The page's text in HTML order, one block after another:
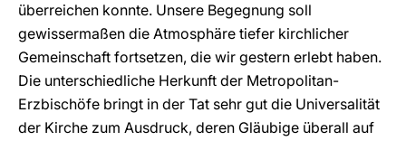
überreichen konnte. Unsere Begegnung soll
gewissermaßen die Atmosphäre tiefer kirchlicher
Gemeinschaft fortsetzen, die wir gestern erlebt haben.
Die unterschiedliche Herkunft der Metropolitan-
Erzbischöfe bringt in der Tat sehr gut die Universalität
der Kirche zum Ausdruck, deren Gläubige überall auf